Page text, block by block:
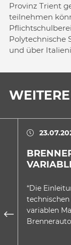
Provinz Trient
teilnehmen
Polytechnische
und über
“Die
variablen